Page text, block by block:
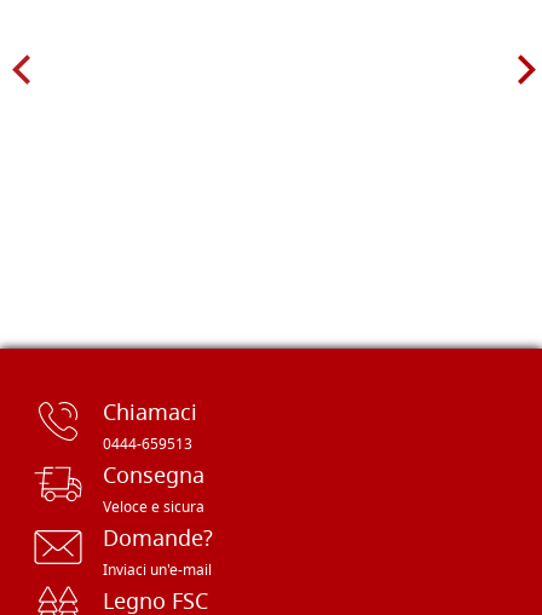
Chiamaci
0444-659513
Consegna
Veloce e sicura
Domande?
Inviaci un'e-mail
Legno FSC